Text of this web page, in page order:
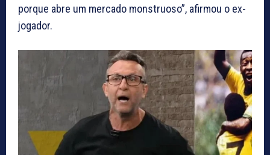
porque abre um mercado monstruoso”, afirmou o ex-
jogador.